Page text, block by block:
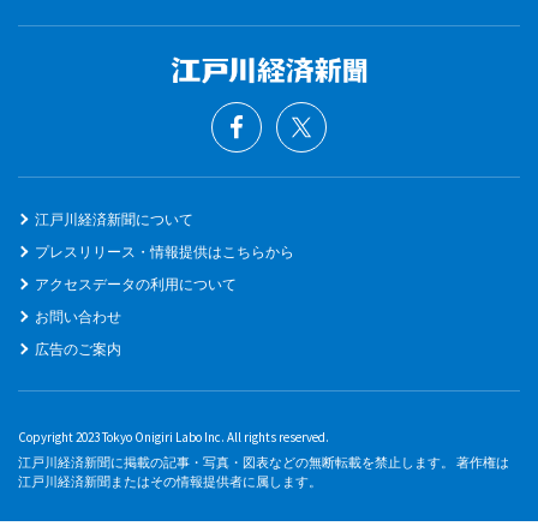
江戸川経済新聞について
プレスリリース・情報提供はこちらから
アクセスデータの利用について
お問い合わせ
広告のご案内
Copyright 2023 Tokyo Onigiri Labo Inc. All rights reserved.
江戸川経済新聞に掲載の記事・写真・図表などの無断転載を禁止します。 著作権は
江戸川経済新聞またはその情報提供者に属します。